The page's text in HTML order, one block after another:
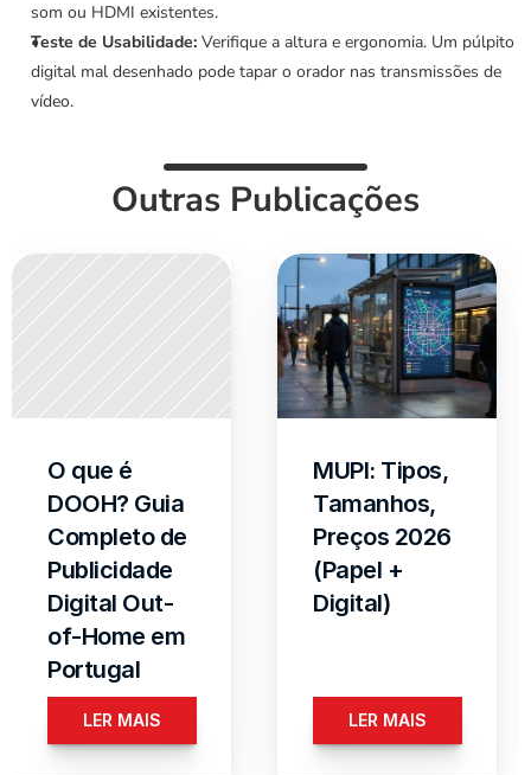
som ou HDMI existentes.
Teste de Usabilidade: Verifique a altura e ergonomia. Um púlpito
digital mal desenhado pode tapar o orador nas transmissões de
vídeo.
Outras Publicações
O que é
DOOH? Guia
Completo de
Publicidade
Digital Out-
of-Home em
Portugal
LER MAIS
MUPI: Tipos,
Tamanhos,
Preços 2026
(Papel +
Digital)
LER MAIS